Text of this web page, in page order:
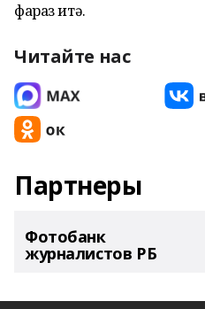
фараз итә.
Читайте нас
Партнеры
Фотобанк
журналистов РБ